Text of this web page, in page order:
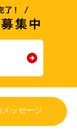
ッセージ